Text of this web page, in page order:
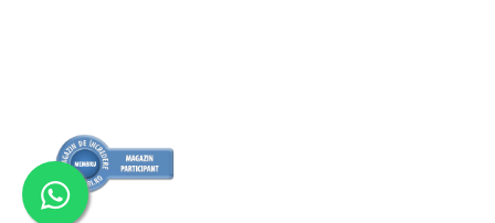
Biciclete
Scuter
Tocatoare resturi vegetale